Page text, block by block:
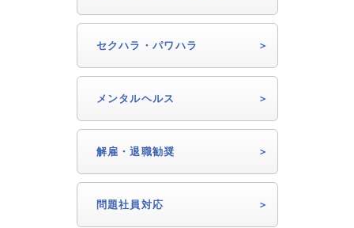
セクハラ・パワハラ
メンタルヘルス
解雇・退職勧奨
問題社員対応